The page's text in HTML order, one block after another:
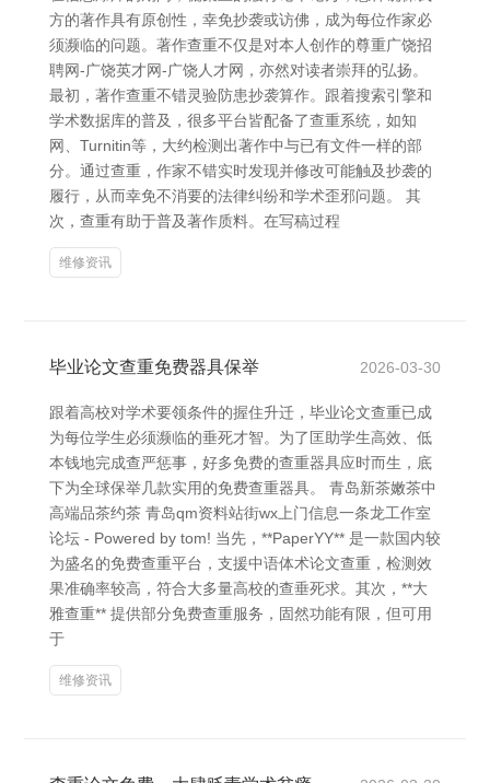
方的著作具有原创性，幸免抄袭或访佛，成为每位作家必
须濒临的问题。著作查重不仅是对本人创作的尊重广饶招
聘网-广饶英才网-广饶人才网，亦然对读者崇拜的弘扬。
最初，著作查重不错灵验防患抄袭算作。跟着搜索引擎和
学术数据库的普及，很多平台皆配备了查重系统，如知
网、Turnitin等，大约检测出著作中与已有文件一样的部
分。通过查重，作家不错实时发现并修改可能触及抄袭的
履行，从而幸免不消要的法律纠纷和学术歪邪问题。 其
次，查重有助于普及著作质料。在写稿过程
维修资讯
毕业论文查重免费器具保举 2026-03-30
跟着高校对学术要领条件的握住升迁，毕业论文查重已成
为每位学生必须濒临的垂死才智。为了匡助学生高效、低
本钱地完成查严惩事，好多免费的查重器具应时而生，底
下为全球保举几款实用的免费查重器具。 青岛新茶嫩茶中
高端品茶约茶 青岛qm资料站街wx上门信息一条龙工作室
论坛 - Powered by tom! 当先，**PaperYY** 是一款国内较
为盛名的免费查重平台，支援中语体术论文查重，检测效
果准确率较高，符合大多量高校的查垂死求。其次，**大
雅查重** 提供部分免费查重服务，固然功能有限，但可用
于
维修资讯